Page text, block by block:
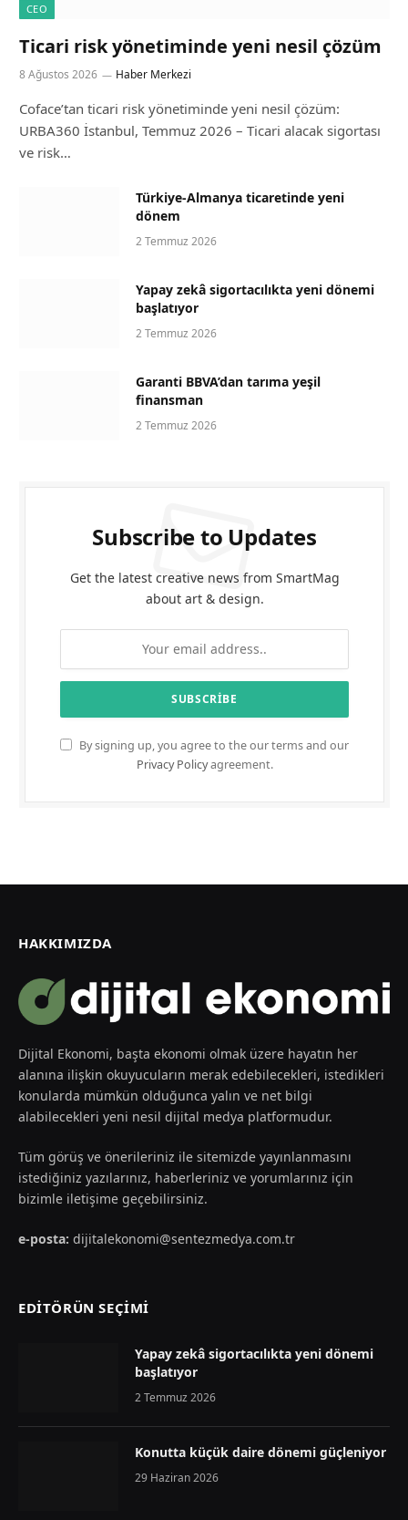
CEO
Ticari risk yönetiminde yeni nesil çözüm
8 Ağustos 2026 Haber Merkezi
Coface’tan ticari risk yönetiminde yeni nesil çözüm:
URBA360 İstanbul, Temmuz 2026 – Ticari alacak sigortası
ve risk…
Türkiye-Almanya ticaretinde yeni
dönem
2 Temmuz 2026
Yapay zekâ sigortacılıkta yeni dönemi
başlatıyor
2 Temmuz 2026
Garanti BBVA’dan tarıma yeşil
finansman
2 Temmuz 2026
Subscribe to Updates
Get the latest creative news from SmartMag
about art & design.
By signing up, you agree to the our terms and our
Privacy Policyagreement.
HAKKIMIZDA
Dijital Ekonomi, başta ekonomi olmak üzere hayatın her
alanına ilişkin okuyucuların merak edebilecekleri, istedikleri
konularda mümkün olduğunca yalın ve net bilgi
alabilecekleri yeni nesil dijital medya platformudur.
Tüm görüş ve önerileriniz ile sitemizde yayınlanmasını
istediğiniz yazılarınız, haberleriniz ve yorumlarınız için
bizimle iletişime geçebilirsiniz.
e-posta: dijitalekonomi@sentezmedya.com.tr
EDİTÖRÜN SEÇİMİ
Yapay zekâ sigortacılıkta yeni dönemi
başlatıyor
2 Temmuz 2026
Konutta küçük daire dönemi güçleniyor
29 Haziran 2026